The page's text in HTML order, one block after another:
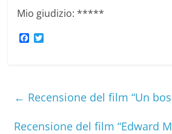
Mio giudizio: *****
F
o
k
r
← Recensione del film “Un
Recensione del film “Edward